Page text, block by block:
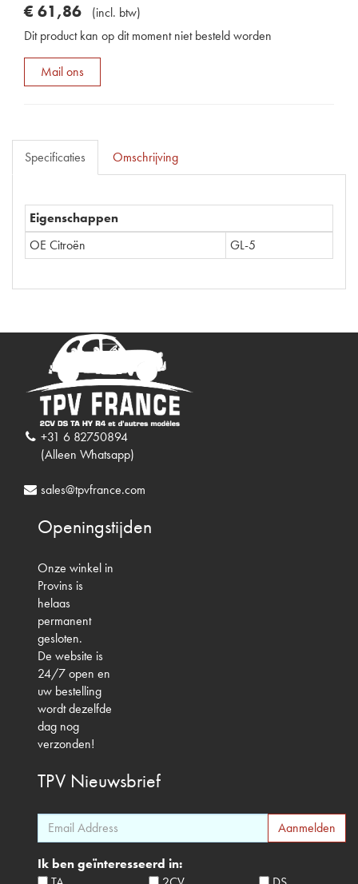
€ 61,86 (incl. btw)
Dit product kan op dit moment niet besteld worden
Mail ons
Specificaties Omschrijving
Eigenschappen
OE Citroën
GL-5
+31 6 82750894
(Alleen Whatsapp)
sales@tpvfrance.com
Openingstijden
Onze winkel in
Provins is
helaas
permanent
gesloten.
De website is
24/7 open en
uw bestelling
wordt dezelfde
dag nog
verzonden!
TPV Nieuwsbrief
Ik ben geïnteresseerd in: